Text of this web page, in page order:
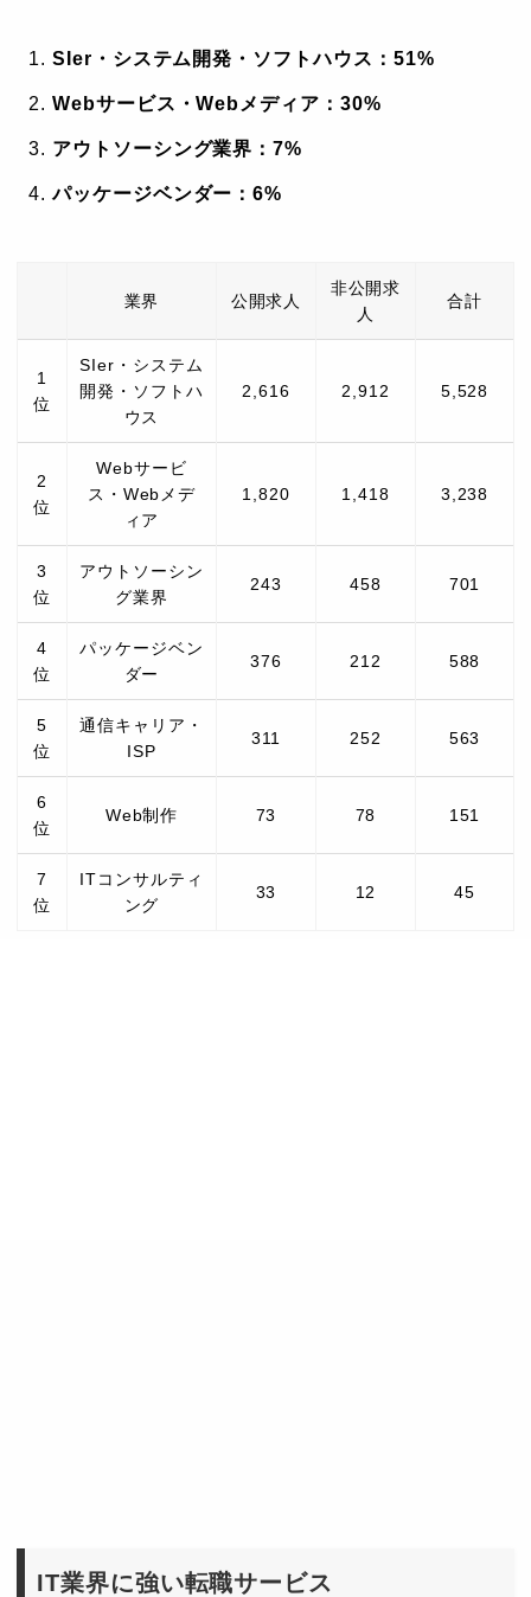
SIer・システム開発・ソフトハウス：51%
Webサービス・Webメディア：30%
アウトソーシング業界：7%
パッケージベンダー：6%
業界 公開求人
非公開求
人
合計
1
位
SIer・システム
開発・ソフトハ
ウス
2,616 2,912 5,528
2
位
Webサービ
ス・Webメデ
ィア
1,820 1,418 3,238
3
位
アウトソーシン
グ業界
243 458 701
4
位
パッケージベン
ダー
376 212 588
5
位
通信キャリア・
ISP
311 252 563
6
位
Web制作 73 78 151
7
位
ITコンサルティ
ング
33 12 45
IT業界に強い転職サービス